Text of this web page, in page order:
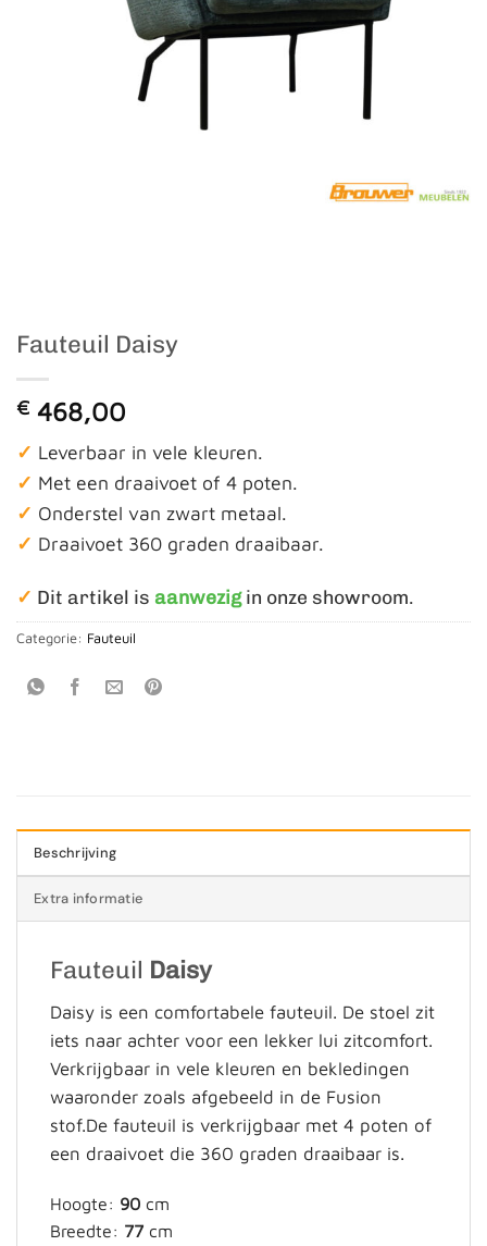
Fauteuil Daisy
€ 468,00
✓ Leverbaar in vele kleuren.
✓ Met een draaivoet of 4 poten.
✓ Onderstel van zwart metaal.
✓ Draaivoet 360 graden draaibaar.
✓ Dit artikel is aanwezigin onze showroom.
Categorie: Fauteuil
Beschrijving
Extra informatie
Fauteuil Daisy
Daisy is een comfortabele fauteuil. De stoel zit
iets naar achter voor een lekker lui zitcomfort.
Verkrijgbaar in vele kleuren en bekledingen
waaronder zoals afgebeeld in de Fusion
stof.De fauteuil is verkrijgbaar met 4 poten of
een draaivoet die 360 graden draaibaar is.
Hoogte: 90 cm
Breedte: 77 cm